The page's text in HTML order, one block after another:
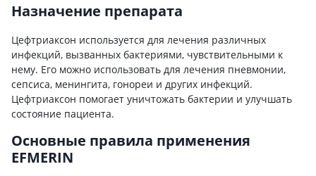
Назначение препарата
Цефтриаксон используется для лечения различных
инфекций, вызванных бактериями, чувствительными к
нему. Его можно использовать для лечения пневмонии,
сепсиса, менингита, гонореи и других инфекций.
Цефтриаксон помогает уничтожать бактерии и улучшать
состояние пациента.
Основные правила применения
EFMERIN